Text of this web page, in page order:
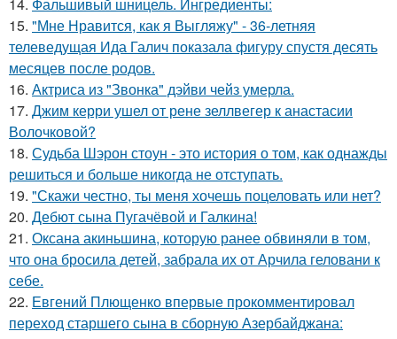
14. Фальшивый шницель. Ингредиенты:
15. "Мне Нравится, как я Выгляжу" - 36-летняя
телеведущая Ида Галич показала фигуру спустя десять
месяцев после родов.
16. Актриса из "Звонка" дэйви чейз умерла.
17. Джим керри ушел от рене зеллвегер к анастасии
Волочковой?
18. Судьба Шэрон стоун - это история о том, как однажды
решиться и больше никогда не отступать.
19. "Скажи честно, ты меня хочешь поцеловать или нет?
20. Дебют сына Пугачёвой и Галкина!
21. Оксана акиньшина, которую ранее обвиняли в том,
что она бросила детей, забрала их от Арчила геловани к
себе.
22. Евгений Плющенко впервые прокомментировал
переход старшего сына в сборную Азербайджана: